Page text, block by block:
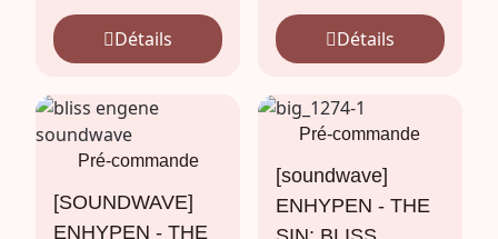
Détails Détails
Pré-commande
[SOUNDWAVE]
ENHYPEN - THE
Pré-commande
[soundwave]
ENHYPEN - THE